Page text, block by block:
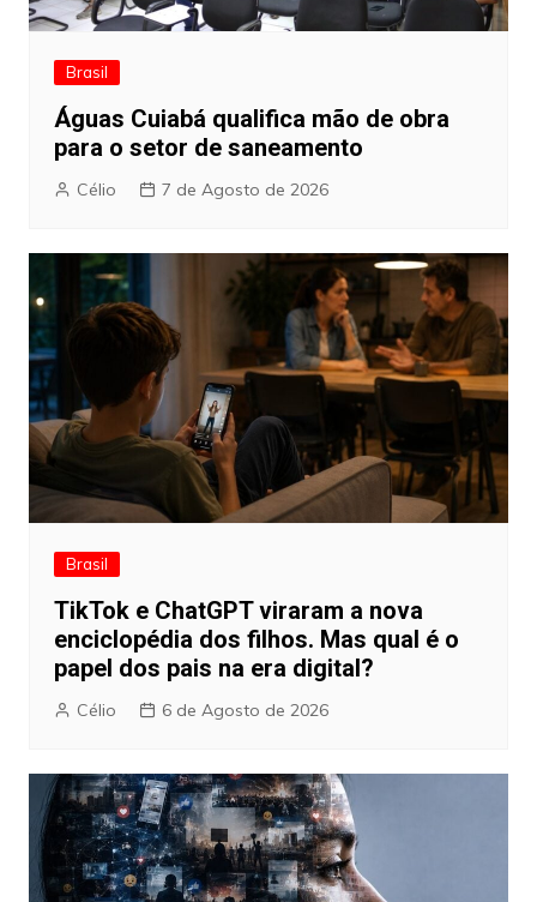
Brasil
Águas Cuiabá qualifica mão de obra
para o setor de saneamento
Célio 7 de Agosto de 2026
Brasil
TikTok e ChatGPT viraram a nova
enciclopédia dos filhos. Mas qual é o
papel dos pais na era digital?
Célio 6 de Agosto de 2026